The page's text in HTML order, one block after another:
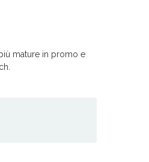
mature in promo e